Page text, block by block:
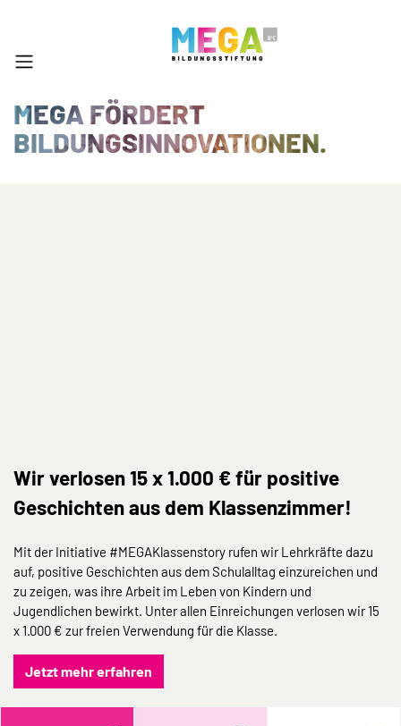
MEGA FÖRDERT
BILDUNGSINNOVATIONEN.
Wir verlosen 15 x 1.000 € für positive
Geschichten aus dem Klassenzimmer!
Mit der Initiative #MEGAKlassenstory rufen wir Lehrkräfte dazu
auf, positive Geschichten aus dem Schulalltag einzureichen und
zu zeigen, was ihre Arbeit im Leben von Kindern und
Jugendlichen bewirkt. Unter allen Einreichungen verlosen wir 15
x 1.000 € zur freien Verwendung für die Klasse.
Jetzt mehr erfahren